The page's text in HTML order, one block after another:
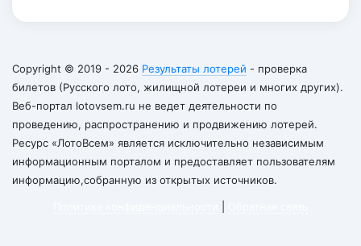
Copyright © 2019 - 2026 Результаты лотерей - проверка
билетов (Русского лото, жилищной лотереи и многих других).
Веб-портал lotovsem.ru не ведет деятельности по
проведению, распространению и продвижению лотерей.
Ресурс «ЛотоВсем» является исключительно независимым
информационным порталом и предоставляет пользователям
информацию,собранную из открытых источников.